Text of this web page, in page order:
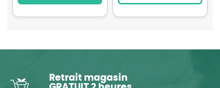
Retrait magasin